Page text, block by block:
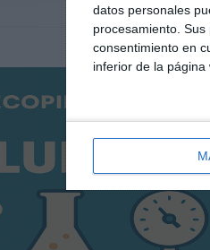
datos personales
procesamiento.
consentimiento en
inferior de la página